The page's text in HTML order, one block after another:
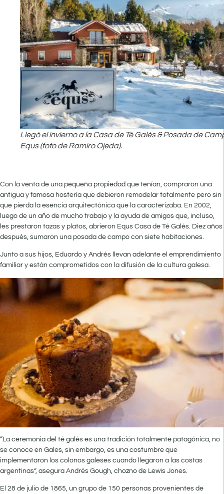
Llegó el invierno a la Casa de Té Galés & Posada de
Equs (foto de Ramiro Ojeda).
Con la venta de una pequeña propiedad que tenían, compraron una
antigua y famosa hostería que debieron remodelar totalmente pero sin
que pierda la esencia arquitectónica que la caracterizaba. En 2002,
luego de un año de mucho trabajo y la ayuda de amigos que, incluso,
les prestaron tazas y platos, abrieron Equs Casa de Té Galés. Diez años
después, sumaron una posada de campo con siete habitaciones.
Junto a sus hijos, Eduardo y Andrés llevan adelante el emprendimiento
familiar y están comprometidos con la difusión de la cultura galesa.
“La ceremonia del té galés es una tradición totalmente patagónica, no
se conoce en Gales, sin embargo, es una costumbre que
implementaron los colonos galeses cuando llegaron a las costas
argentinas”, asegura Andrés Gough, chozno de Lewis Jones.
El 28 de julio de 1865, un grupo de 150 personas provenientes de